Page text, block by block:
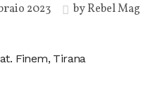
2023 byRebel Mag
Finem, Tirana